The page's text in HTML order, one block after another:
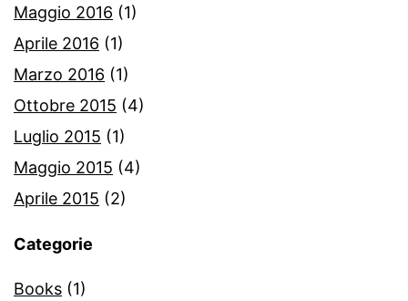
Maggio 2016 (1)
Aprile 2016 (1)
Marzo 2016 (1)
Ottobre 2015 (4)
Luglio 2015 (1)
Maggio 2015 (4)
Aprile 2015 (2)
Categorie
Books (1)